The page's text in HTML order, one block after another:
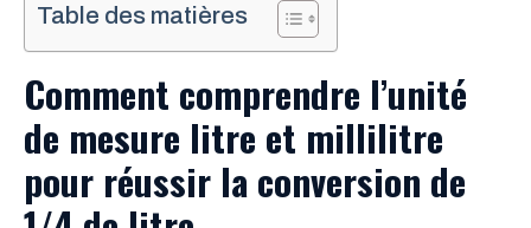
Table des matières
Comment comprendre l’unité
de mesure litre et millilitre
pour réussir la conversion de